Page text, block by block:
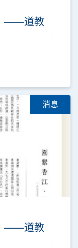
) ——道教
消息
) ——道教